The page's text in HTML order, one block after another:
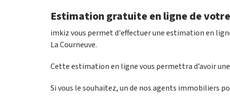
Estimation gratuite en ligne de
imkiz vous permet d'effectuer une estimation en
La Courneuve.
Cette estimation en ligne vous permettra d’avoir
Si vous le souhaitez, un de nos agents immobiliers